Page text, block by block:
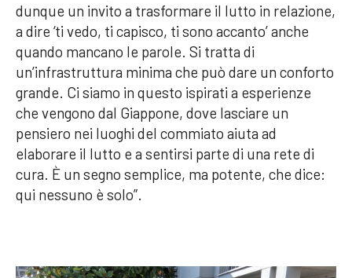
dunque un invito a trasformare il lutto in relazione,
a dire ‘ti vedo, ti capisco, ti sono accanto’ anche
quando mancano le parole. Si tratta di
un’infrastruttura minima che può dare un conforto
grande. Ci siamo in questo ispirati a esperienze
che vengono dal Giappone, dove lasciare un
pensiero nei luoghi del commiato aiuta ad
elaborare il lutto e a sentirsi parte di una rete di
cura. È un segno semplice, ma potente, che dice:
qui nessuno è solo”.